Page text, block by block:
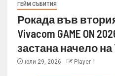
ГЕЙМ СЪБИТИЯ
Рокада във
Vivacom GAME ON
застана начело на
юли 29, 2026 Player 1